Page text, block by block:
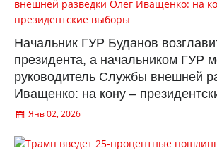
Начальник ГУР Буданов
президента, а начальником ГУР
руководитель Службы внешней
Иващенко: на кону –
Янв 02, 2026